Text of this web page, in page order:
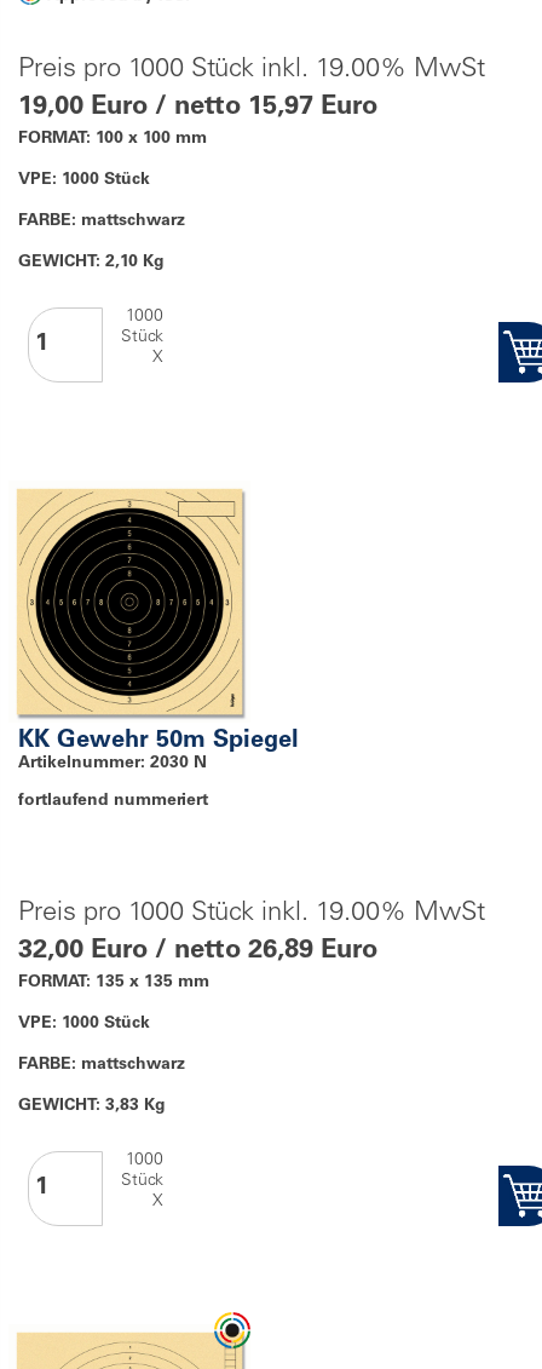
Preis pro 1000 Stück inkl. 19.00% MwSt
19,00 Euro / netto 15,97 Euro
FORMAT: 100 x 100 mm
VPE: 1000 Stück
FARBE: mattschwarz
GEWICHT: 2,10 Kg
1000
Stück
X
KK Gewehr 50m Spiegel
Artikelnummer: 2030 N
fortlaufend nummeriert
Preis pro 1000 Stück inkl. 19.00% MwSt
32,00 Euro / netto 26,89 Euro
FORMAT: 135 x 135 mm
VPE: 1000 Stück
FARBE: mattschwarz
GEWICHT: 3,83 Kg
1000
Stück
X